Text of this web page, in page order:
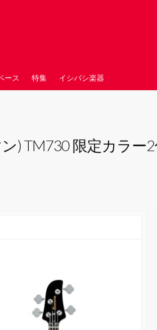
ース 特集 イシバシ楽器
) TM730 限定カラー